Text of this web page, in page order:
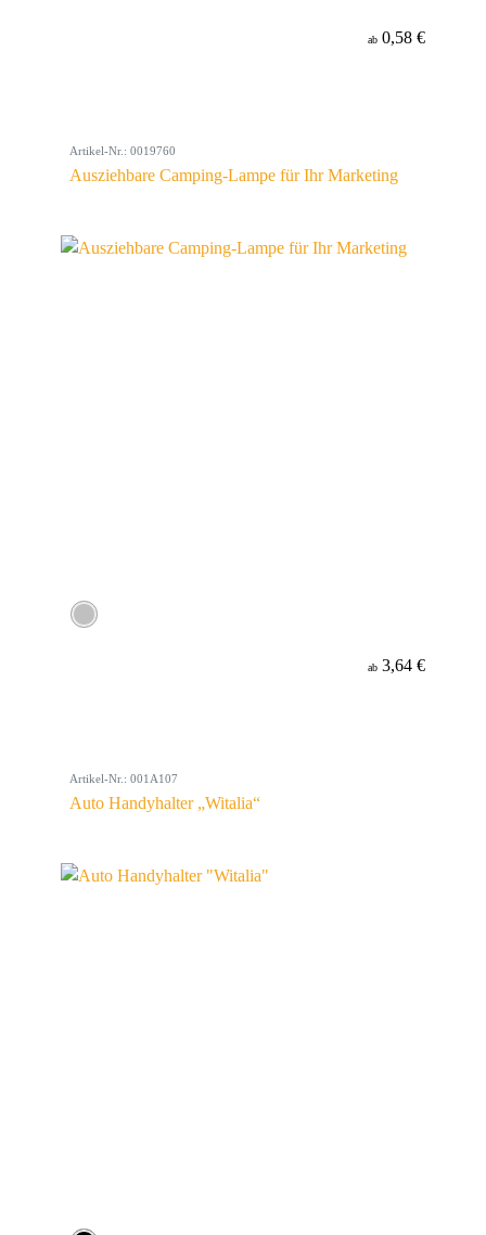
ab 0,58 €
Artikel-Nr.: 0019760
Ausziehbare Camping-Lampe für Ihr Marketing
ab 3,64 €
Artikel-Nr.: 001A107
Auto Handyhalter „Witalia“